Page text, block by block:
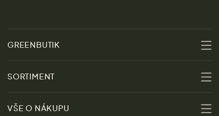
GREENBUTIK
Udržitelnost
SORTIMENT
Slevy
VŠE O NÁKUPU